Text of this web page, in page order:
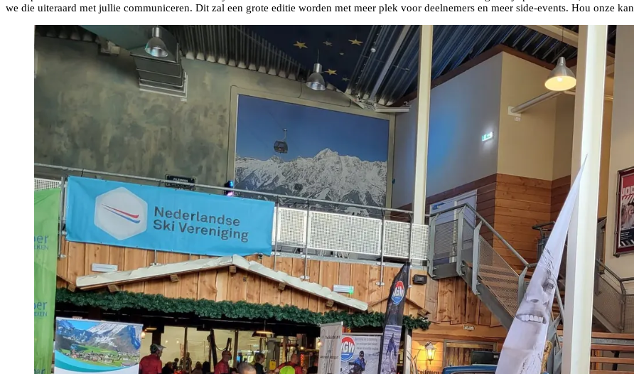
we die uiteraard met jullie communiceren. Dit zal een grote editie worden met meer plek voor deelnemers en meer side-events. Hou onze